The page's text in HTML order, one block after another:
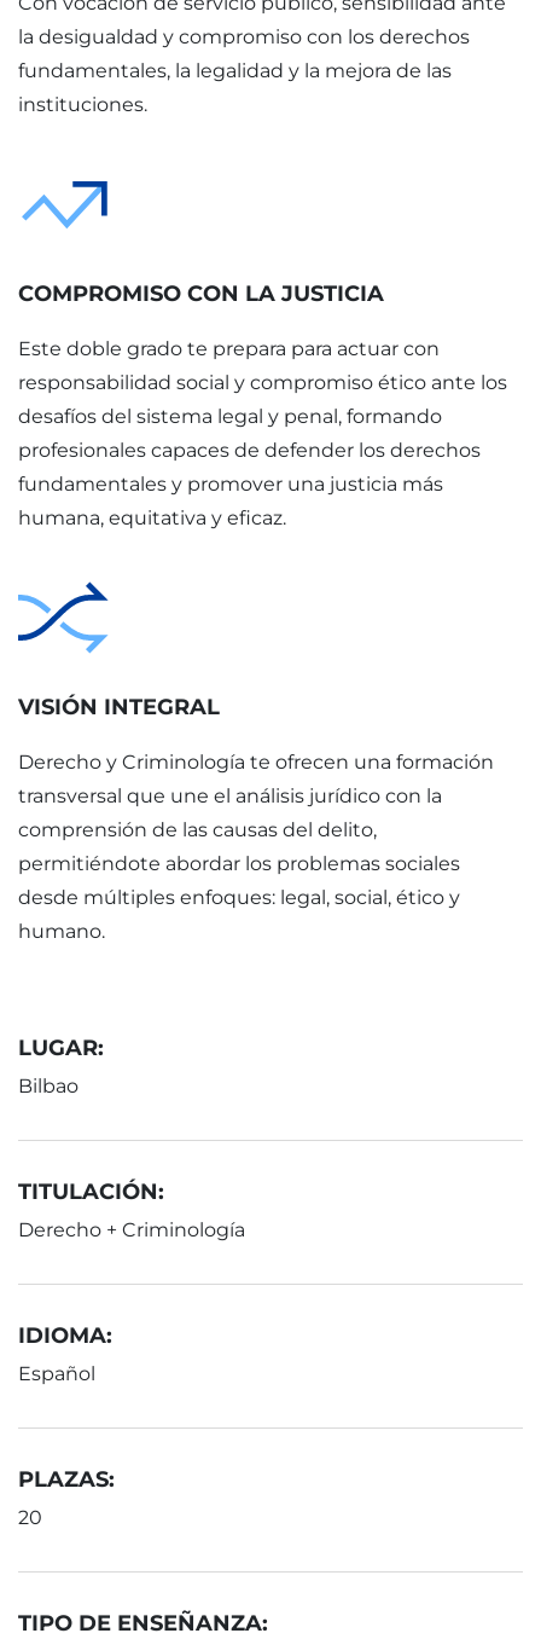
la desigualdad y compromiso con los derechos
fundamentales, la legalidad y la mejora de las
instituciones.
COMPROMISO CON LA JUSTICIA
Este doble grado te prepara para actuar con
responsabilidad social y compromiso ético ante los
desafíos del sistema legal y penal, formando
profesionales capaces de defender los derechos
fundamentales y promover una justicia más
humana, equitativa y eficaz.
VISIÓN INTEGRAL
Derecho y Criminología te ofrecen una formación
transversal que une el análisis jurídico con la
comprensión de las causas del delito,
permitiéndote abordar los problemas sociales
desde múltiples enfoques: legal, social, ético y
humano.
LUGAR:
Bilbao
TITULACIÓN:
Derecho + Criminología
IDIOMA:
Español
PLAZAS:
20
TIPO DE ENSEÑANZA: